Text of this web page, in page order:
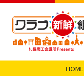
HOME